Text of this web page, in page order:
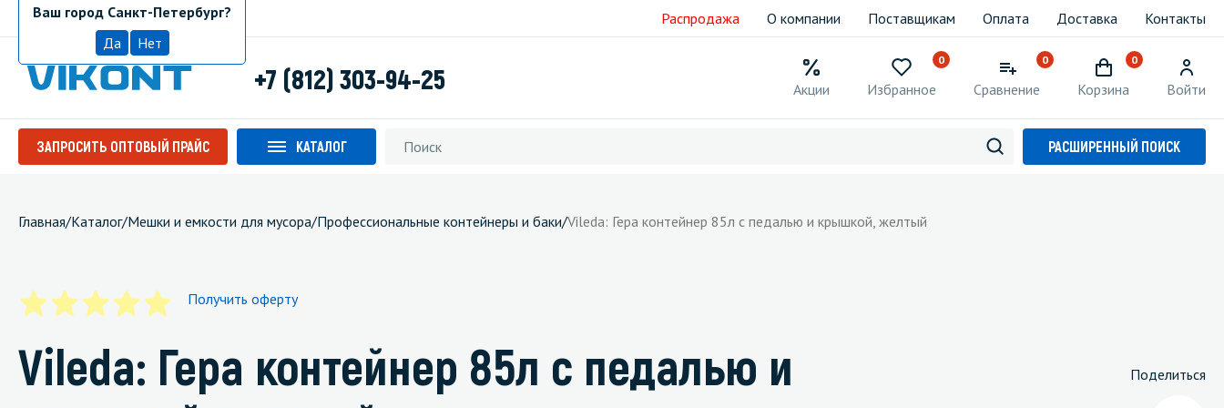
Санкт-Петербург
Ваш город Санкт-Петербург?
Да
Нет
Распродажа О компании Поставщикам Оплата Доставка Контакты
+7 (812) 303-94-25 Акции
0
Избранное
0
Сравнение
0
Корзина Войти
ЗАПРОСИТЬ ОПТОВЫЙ ПРАЙС КАТАЛОГ РАСШИРЕННЫЙ ПОИСК
Главная/Каталог/Мешки и емкости для мусора/Профессиональные контейнеры и баки/Vileda: Гера контейнер 85л с педалью и крышкой, желтый
Получить оферту
Поделиться
Vileda: Гера контейнер 85л с педалью и